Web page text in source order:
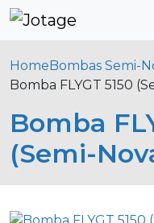
HomeBombas Semi-
Bomba FLYGT 5150
Bomba
(Semi-